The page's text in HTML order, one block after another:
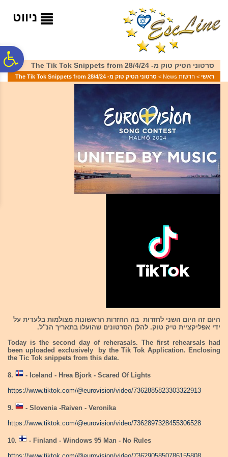
המרכזי
ניווט
סרטוני הטיק טוק מ- 28/4/24 The Tik Tok Snippets from
ראשי > חדשות News > סרטוני הטיק טוק מ- 28/4/24 The Tik Tok Snippets from
היום זה היום השני לחזרות בה החזרות הראשונות מצולמות בלעדית על
ידי אפליקציית טיק טוק. להלן הסרטונים שהועלו בתאריך הנ"ל.
Today is the second day of reherasals. The first rehearsals had
been uploaded exclusively by the Tik Tok Application. Enclosing
the Tic Tok snippets from this date.
8.
- Iceland - Hrea Bjork - Scared Of Lights
https://www.tiktok.com/@eurovision/video/7362885823303322913
9.
- Slovenia -Raiven - Veronika
https://www.tiktok.com/@eurovision/video/7362897328455306528
10.
- Finland - Windows 95 Man - No Rules